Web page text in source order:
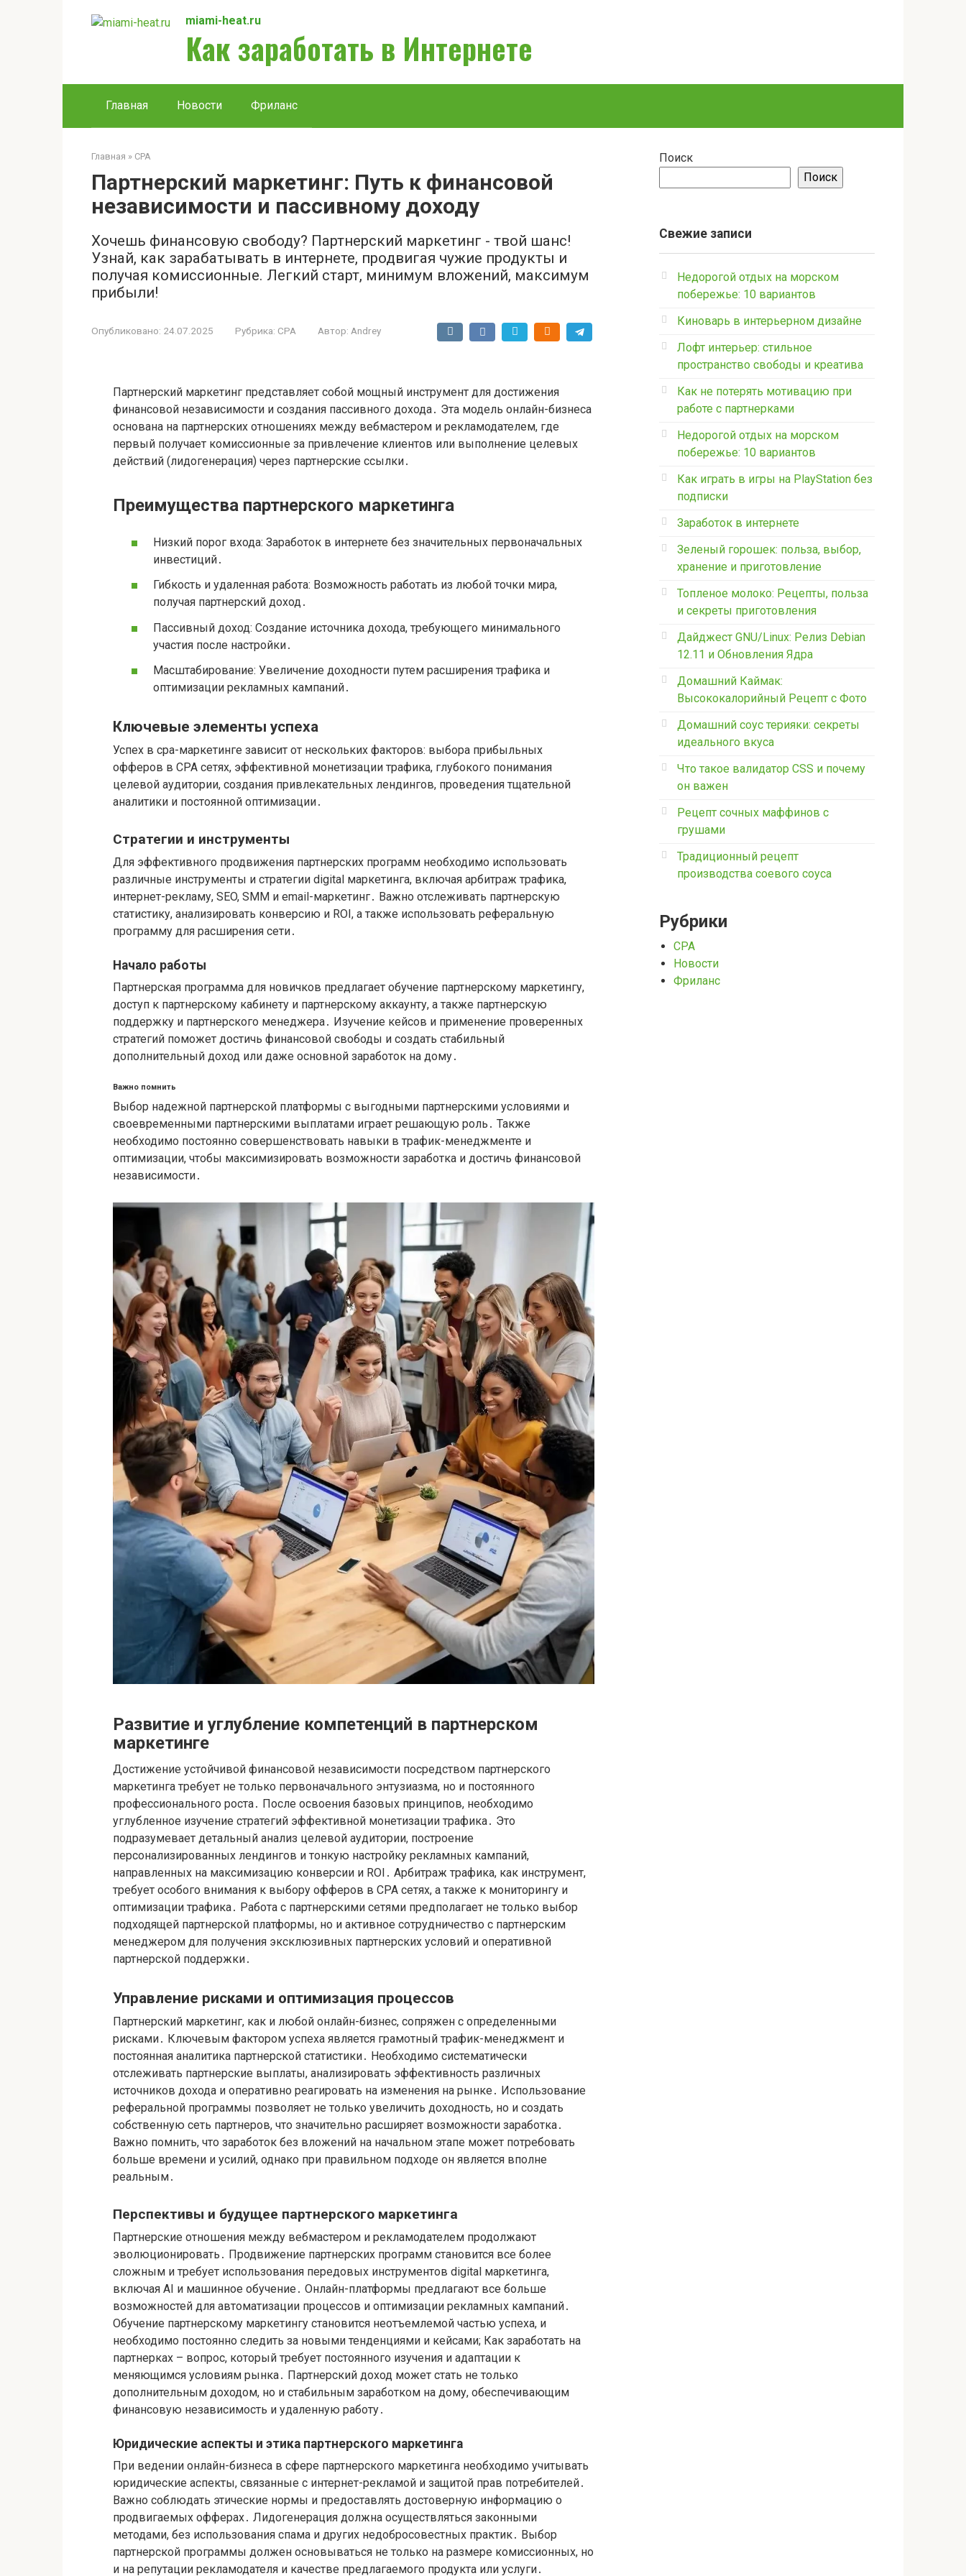
miami-heat.ru
Как заработать в Интернете
Главная Новости Фриланс
Главная » CPA
Партнерский маркетинг: Путь к финансовой
независимости и пассивному доходу
Хочешь финансовую свободу? Партнерский маркетинг - твой шанс!
Узнай, как зарабатывать в интернете, продвигая чужие продукты и
получая комиссионные. Легкий старт, минимум вложений, максимум
прибыли!
Опубликовано: 24.07.2025 Рубрика: CPA Автор: Andrey
Партнерский маркетинг представляет собой мощный инструмент для достижения
финансовой независимости и создания пассивного дохода․ Эта модель онлайн-бизнеса
основана на партнерских отношениях между вебмастером и рекламодателем, где
первый получает комиссионные за привлечение клиентов или выполнение целевых
действий (лидогенерация) через партнерские ссылки․
Преимущества партнерского маркетинга
Низкий порог входа: Заработок в интернете без значительных первоначальных
инвестиций․
Гибкость и удаленная работа: Возможность работать из любой точки мира,
получая партнерский доход․
Пассивный доход: Создание источника дохода, требующего минимального
участия после настройки․
Масштабирование: Увеличение доходности путем расширения трафика и
оптимизации рекламных кампаний․
Ключевые элементы успеха
Успех в cpa-маркетинге зависит от нескольких факторов: выбора прибыльных
офферов в CPA сетях, эффективной монетизации трафика, глубокого понимания
целевой аудитории, создания привлекательных лендингов, проведения тщательной
аналитики и постоянной оптимизации․
Стратегии и инструменты
Для эффективного продвижения партнерских программ необходимо использовать
различные инструменты и стратегии digital маркетинга, включая арбитраж трафика,
интернет-рекламу, SEO, SMM и email-маркетинг․ Важно отслеживать партнерскую
статистику, анализировать конверсию и ROI, а также использовать реферальную
программу для расширения сети․
Начало работы
Партнерская программа для новичков предлагает обучение партнерскому маркетингу,
доступ к партнерскому кабинету и партнерскому аккаунту, а также партнерскую
поддержку и партнерского менеджера․ Изучение кейсов и применение проверенных
стратегий поможет достичь финансовой свободы и создать стабильный
дополнительный доход или даже основной заработок на дому․
Важно помнить
Выбор надежной партнерской платформы с выгодными партнерскими условиями и
своевременными партнерскими выплатами играет решающую роль․ Также
необходимо постоянно совершенствовать навыки в трафик-менеджменте и
оптимизации, чтобы максимизировать возможности заработка и достичь финансовой
независимости․
Развитие и углубление компетенций в партнерском
маркетинге
Достижение устойчивой финансовой независимости посредством партнерского
маркетинга требует не только первоначального энтузиазма, но и постоянного
профессионального роста․ После освоения базовых принципов, необходимо
углубленное изучение стратегий эффективной монетизации трафика․ Это
подразумевает детальный анализ целевой аудитории, построение
персонализированных лендингов и тонкую настройку рекламных кампаний,
направленных на максимизацию конверсии и ROI․ Арбитраж трафика, как инструмент,
требует особого внимания к выбору офферов в CPA сетях, а также к мониторингу и
оптимизации трафика․ Работа с партнерскими сетями предполагает не только выбор
подходящей партнерской платформы, но и активное сотрудничество с партнерским
менеджером для получения эксклюзивных партнерских условий и оперативной
партнерской поддержки․
Управление рисками и оптимизация процессов
Партнерский маркетинг, как и любой онлайн-бизнес, сопряжен с определенными
рисками․ Ключевым фактором успеха является грамотный трафик-менеджмент и
постоянная аналитика партнерской статистики․ Необходимо систематически
отслеживать партнерские выплаты, анализировать эффективность различных
источников дохода и оперативно реагировать на изменения на рынке․ Использование
реферальной программы позволяет не только увеличить доходность, но и создать
собственную сеть партнеров, что значительно расширяет возможности заработка․
Важно помнить, что заработок без вложений на начальном этапе может потребовать
больше времени и усилий, однако при правильном подходе он является вполне
реальным․
Перспективы и будущее партнерского маркетинга
Партнерские отношения между вебмастером и рекламодателем продолжают
эволюционировать․ Продвижение партнерских программ становится все более
сложным и требует использования передовых инструментов digital маркетинга,
включая AI и машинное обучение․ Онлайн-платформы предлагают все больше
возможностей для автоматизации процессов и оптимизации рекламных кампаний․
Обучение партнерскому маркетингу становится неотъемлемой частью успеха, и
необходимо постоянно следить за новыми тенденциями и кейсами; Как заработать на
партнерках – вопрос, который требует постоянного изучения и адаптации к
меняющимся условиям рынка․ Партнерский доход может стать не только
дополнительным доходом, но и стабильным заработком на дому, обеспечивающим
финансовую независимость и удаленную работу․
Юридические аспекты и этика партнерского маркетинга
При ведении онлайн-бизнеса в сфере партнерского маркетинга необходимо учитывать
юридические аспекты, связанные с интернет-рекламой и защитой прав потребителей․
Важно соблюдать этические нормы и предоставлять достоверную информацию о
продвигаемых офферах․ Лидогенерация должна осуществляться законными
методами, без использования спама и других недобросовестных практик․ Выбор
партнерской программы должен основываться не только на размере комиссионных, но
и на репутации рекламодателя и качестве предлагаемого продукта или услуги․
Поиск
Поиск
Свежие записи
Недорогой отдых на морском
побережье: 10 вариантов
Киноварь в интерьерном дизайне
Лофт интерьер: стильное
пространство свободы и креатива
Как не потерять мотивацию при
работе с партнерками
Недорогой отдых на морском
побережье: 10 вариантов
Как играть в игры на PlayStation без
подписки
Заработок в интернете
Зеленый горошек: польза, выбор,
хранение и приготовление
Топленое молоко: Рецепты, польза
и секреты приготовления
Дайджест GNU/Linux: Релиз Debian
12.11 и Обновления Ядра
Домашний Каймак:
Высококалорийный Рецепт с Фото
Домашний соус терияки: секреты
идеального вкуса
Что такое валидатор CSS и почему
он важен
Рецепт сочных маффинов с
грушами
Традиционный рецепт
производства соевого соуса
Рубрики
CPA
Новости
Фриланс